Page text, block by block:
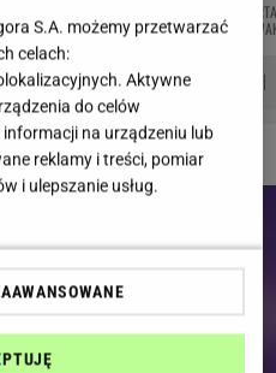
SIĘ!
BUJACZ
NIEDZIAŁEK
MARTA
Z '30' WISŁAWA SZYMBORSKA
S.A. możemy przetwarzać
celach:
Aktywne
do celów
na urządzeniu lub
reklamy i treści, pomiar
i ulepszanie usług.